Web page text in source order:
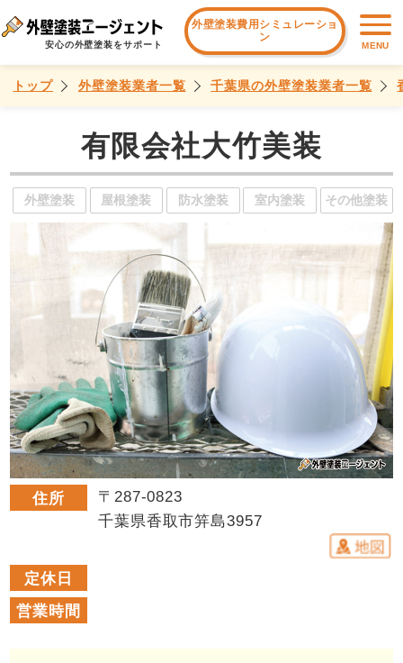
安心の外壁塗装をサポート
外壁塗装費用シミュレーショ
ン
MENU
トップ 外壁塗装業者一覧 千葉県の外壁塗装業者一覧
有限会社大竹美装
外壁塗装 屋根塗装 防水塗装 室内塗装 その他塗装
住所
〒287-0823
千葉県香取市笄島3957
定休日
営業時間